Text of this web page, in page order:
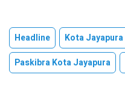
Headline Kota Jayapura
Paskibra Kota Jayapura